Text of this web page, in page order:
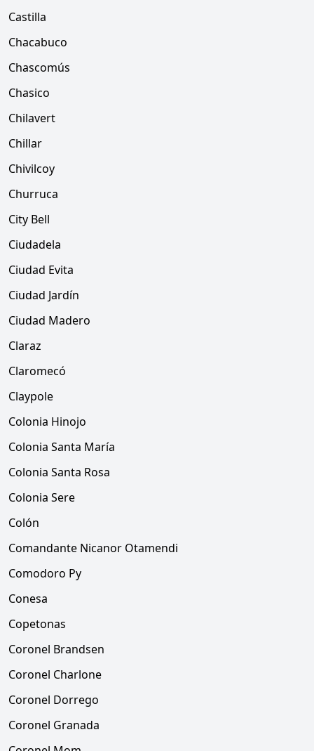
Castilla
Chacabuco
Chascomús
Chasico
Chilavert
Chillar
Chivilcoy
Churruca
City Bell
Ciudadela
Ciudad Evita
Ciudad Jardín
Ciudad Madero
Claraz
Claromecó
Claypole
Colonia Hinojo
Colonia Santa María
Colonia Santa Rosa
Colonia Sere
Colón
Comandante Nicanor Otamendi
Comodoro Py
Conesa
Copetonas
Coronel Brandsen
Coronel Charlone
Coronel Dorrego
Coronel Granada